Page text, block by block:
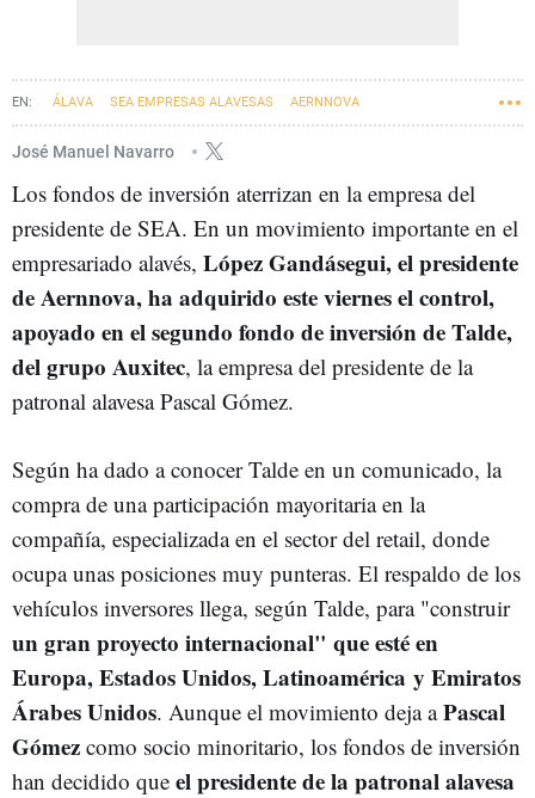
ÁLAVA SEA EMPRESAS ALAVESAS AERNNOVA
José Manuel Navarro
Los fondos de inversión aterrizan en la empresa del
presidente de SEA. En un movimiento importante en el
empresariado alavés, López Gandásegui, el presidente
de Aernnova, ha adquirido este viernes el control,
apoyado en el segundo fondo de inversión de Talde,
del grupo Auxitec, la empresa del presidente de la
patronal alavesa Pascal Gómez.
Según ha dado a conocer Talde en un comunicado, la
compra de una participación mayoritaria en la
compañía, especializada en el sector del retail, donde
ocupa unas posiciones muy punteras. El respaldo de los
vehículos inversores llega, según Talde, para "construir
un gran proyecto internacional" que esté en
Europa, Estados Unidos, Latinoamérica y Emiratos
Árabes Unidos. Aunque el movimiento deja aPascal
Gómez como socio minoritario, los fondos de inversión
han decidido que el presidente de la patronal alavesa